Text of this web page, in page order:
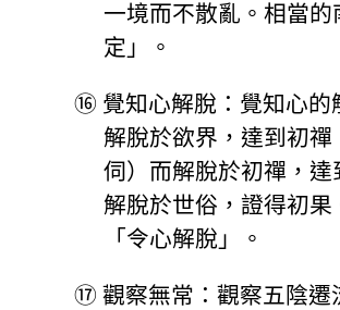
一境而不散亂。相當
定」。
⑯ 覺知心解脫：覺知心
解脫於欲界，達到初
伺）而解脫於初禪，
解脫於世俗，證得初
「令心解脫」。
⑰ 觀察無常：觀察五陰